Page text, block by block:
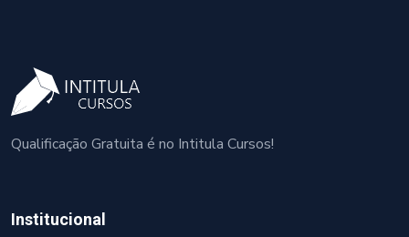
Qualificação Gratuita é no Intitula Cursos!
Institucional